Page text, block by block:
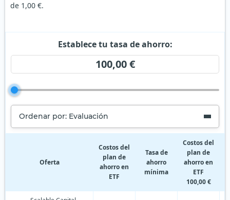
de 1,00 €.
Establece tu tasa de ahorro:
100,00 €
Ordenar por: Evaluación
Oferta
Costos del
plan de
ahorro en
ETF
Tasa de
ahorro
mínima
Costos del
plan de
ahorro en
ETF
100,00 €